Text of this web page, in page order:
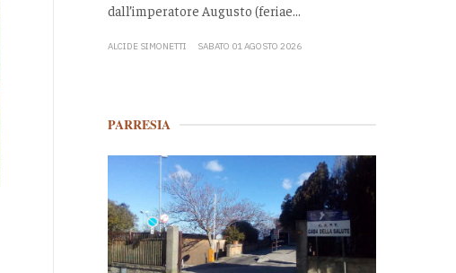
dall’imperatore Augusto (feriae...
ALCIDE SIMONETTI SABATO 01 AGOSTO 2026
PARRESIA